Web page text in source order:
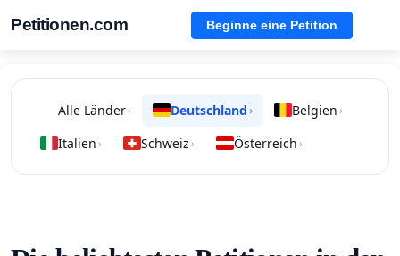
Petitionen.com Beginne eine Petition
Alle Länder› Deutschland › Belgien ›
Italien › Schweiz › Österreich ›